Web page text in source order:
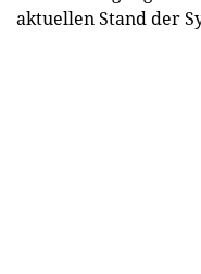
aktuellen Stand der